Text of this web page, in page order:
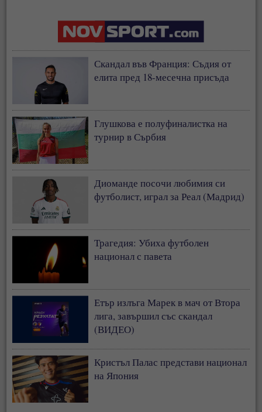
Скандал във Франция: Съдия от
елита пред 18-месечна присъда
Глушкова е полуфиналистка на
турнир в Сърбия
Диоманде посочи любимия си
футболист, играл за Реал (Мадрид)
Трагедия: Убиха футболен
национал с павета
Етър излъга Марек в мач от Втора
лига, завършил със скандал
(ВИДЕО)
Кристъл Палас представи национал
на Япония